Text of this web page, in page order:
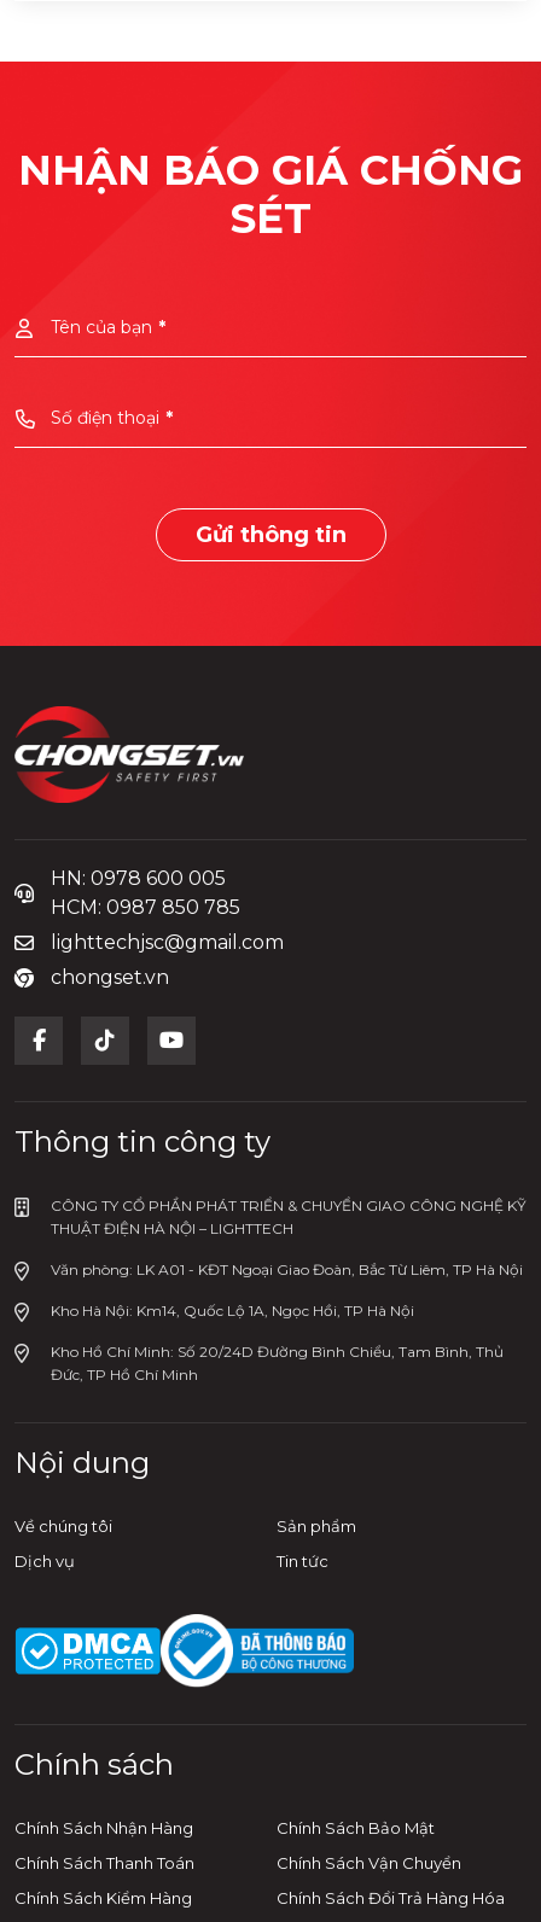
NHẬN BÁO GIÁ CHỐNG
SÉT
Tên của bạn *
Số điện thoại *
Gửi thông tin
HN: 0978 600 005
HCM: 0987 850 785
lighttechjsc@gmail.com
chongset.vn
Thông tin công ty
CÔNG TY CỔ PHẦN PHÁT TRIỂN & CHUYỂN GIAO CÔNG NGHỆ KỸ
THUẬT ĐIỆN HÀ NỘI – LIGHTTECH
Văn phòng: LK A01 - KĐT Ngoại Giao Đoàn, Bắc Từ Liêm, TP Hà Nội
Kho Hà Nội: Km14, Quốc Lộ 1A, Ngọc Hồi, TP Hà Nội
Kho Hồ Chí Minh: Số 20/24D Đường Bình Chiểu, Tam Bình, Thủ
Đức, TP Hồ Chí Minh
Nội dung
Về chúng tôi
Sản phẩm
Dịch vụ
Tin tức
Chính sách
Chính Sách Nhận Hàng
Chính Sách Bảo Mật
Chính Sách Thanh Toán
Chính Sách Vận Chuyển
Chính Sách Kiểm Hàng
Chính Sách Đổi Trả Hàng Hóa